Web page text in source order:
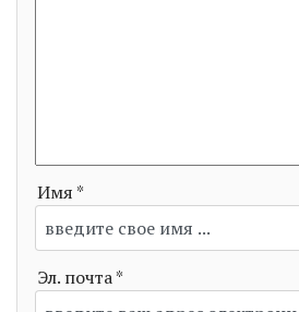
Имя *
Эл. почта *